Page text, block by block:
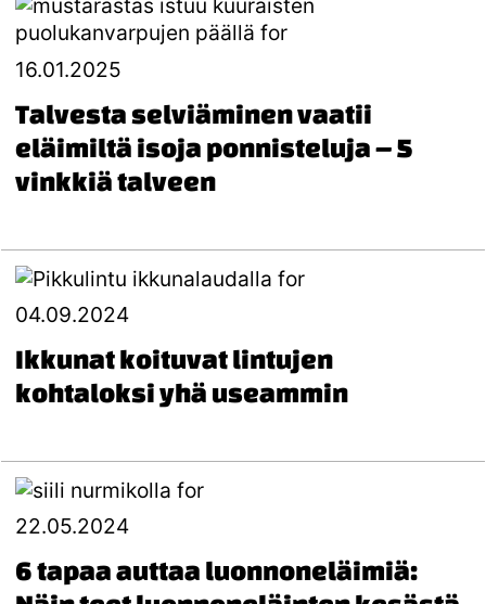
16.01.2025
Talvesta selviäminen vaatii
eläimiltä isoja ponnisteluja – 5
vinkkiä talveen
04.09.2024
Ikkunat koituvat lintujen
kohtaloksi yhä useammin
22.05.2024
6 tapaa auttaa luonnoneläimiä: